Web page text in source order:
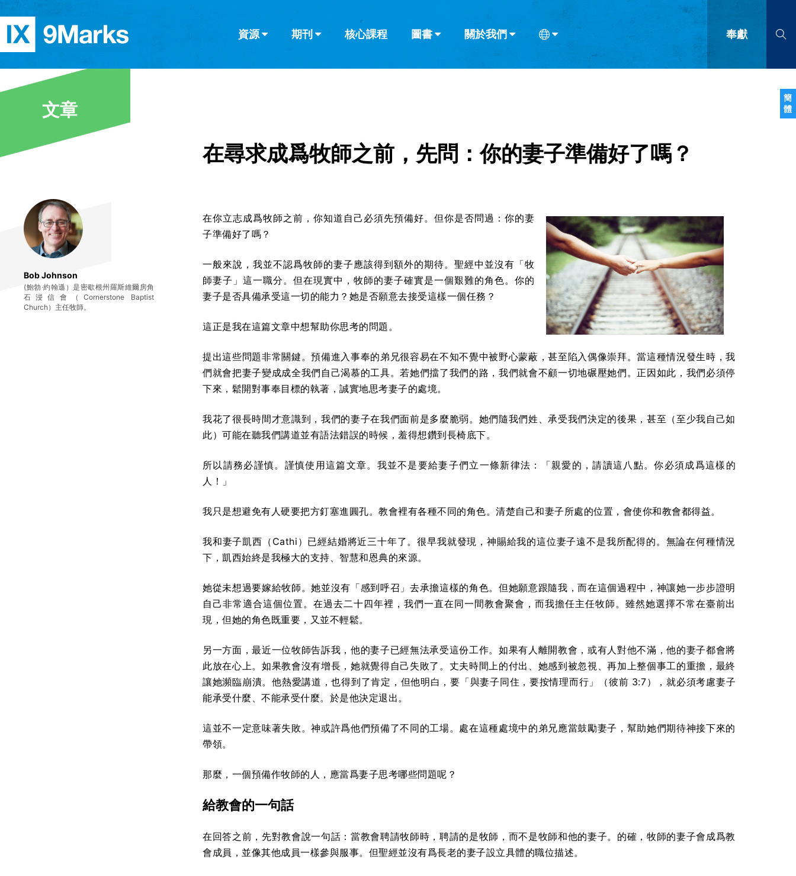
簡
體
資源 期刊 核心課程 圖書 關於我們 奉獻
查看全部
查看全部
简体中文
文章
Bob Johnson
(鮑勃·約翰遜）是密歇根州羅斯維爾房角
石浸信會（Cornerstone Baptist
Church）主任牧師。
在尋求成爲牧師之前，先問：你的妻子準備好了嗎？
在你立志成爲牧師之前，你知道自己必須先預備好。但你是否問過：你的妻
子準備好了嗎？
一般來說，我並不認爲牧師的妻子應該得到額外的期待。聖經中並沒有「牧
師妻子」這一職分。但在現實中，牧師的妻子確實是一個艱難的角色。你的
妻子是否具備承受這一切的能力？她是否願意去接受這樣一個任務？
這正是我在這篇文章中想幫助你思考的問題。
提出這些問題非常關鍵。預備進入事奉的弟兄很容易在不知不覺中被野心蒙蔽，甚至陷入偶像崇拜。當這種情況發生時，我
們就會把妻子變成成全我們自己渴慕的工具。若她們擋了我們的路，我們就會不顧一切地碾壓她們。正因如此，我們必須停
下來，鬆開對事奉目標的執著，誠實地思考妻子的處境。
我花了很長時間才意識到，我們的妻子在我們面前是多麼脆弱。她們隨我們姓、承受我們決定的後果，甚至（至少我自己如
此）可能在聽我們講道並有語法錯誤的時候，羞得想鑽到長椅底下。
所以請務必謹慎。謹慎使用這篇文章。我並不是要給妻子們立一條新律法：「親愛的，請讀這八點。你必須成爲這樣的
人！」
我只是想避免有人硬要把方釘塞進圓孔。教會裡有各種不同的角色。清楚自己和妻子所處的位置，會使你和教會都得益。
我和妻子凱西（Cathi）已經結婚將近三十年了。很早我就發現，神賜給我的這位妻子遠不是我所配得的。無論在何種情況
下，凱西始終是我極大的支持、智慧和恩典的來源。
她從未想過要嫁給牧師。她並沒有「感到呼召」去承擔這樣的角色。但她願意跟隨我，而在這個過程中，神讓她一步步證明
自己非常適合這個位置。在過去二十四年裡，我們一直在同一間教會聚會，而我擔任主任牧師。雖然她選擇不常在臺前出
現，但她的角色既重要，又並不輕鬆。
另一方面，最近一位牧師告訴我，他的妻子已經無法承受這份工作。如果有人離開教會，或有人對他不滿，他的妻子都會將
此放在心上。如果教會沒有增長，她就覺得自己失敗了。丈夫時間上的付出、她感到被忽視、再加上整個事工的重擔，最終
讓她瀕臨崩潰。他熱愛講道，也得到了肯定，但他明白，要「與妻子同住，要按情理而行」（彼前 3:7），就必須考慮妻子
能承受什麼、不能承受什麼。於是他決定退出。
這並不一定意味著失敗。神或許爲他們預備了不同的工場。處在這種處境中的弟兄應當鼓勵妻子，幫助她們期待神接下來的
帶領。
那麼，一個預備作牧師的人，應當爲妻子思考哪些問題呢？
給教會的一句話
在回答之前，先對教會說一句話：當教會聘請牧師時，聘請的是牧師，而不是牧師和他的妻子。的確，牧師的妻子會成爲教
會成員，並像其他成員一樣參與服事。但聖經並沒有爲長老的妻子設立具體的職位描述。